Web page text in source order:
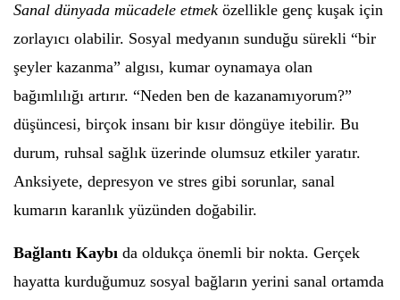
Sanal dünyada mücadele etmek özellikle genç kuşak için
zorlayıcı olabilir. Sosyal medyanın sunduğu sürekli “bir
şeyler kazanma” algısı, kumar oynamaya olan
bağımlılığı artırır. “Neden ben de kazanamıyorum?”
düşüncesi, birçok insanı bir kısır döngüye itebilir. Bu
durum, ruhsal sağlık üzerinde olumsuz etkiler yaratır.
Anksiyete, depresyon ve stres gibi sorunlar, sanal
kumarın karanlık yüzünden doğabilir.
Bağlantı Kaybı da oldukça önemli bir nokta. Gerçek
hayatta kurduğumuz sosyal bağların yerini sanal ortamda